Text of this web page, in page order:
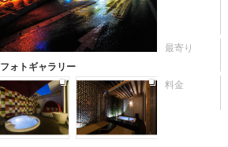
フォトギャラリー
最寄り
料金